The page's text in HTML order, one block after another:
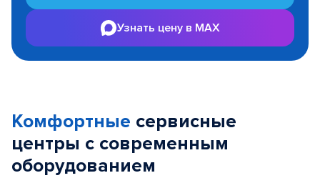
Узнать цену в MAX
Комфортные сервисные
центры с современным
оборудованием